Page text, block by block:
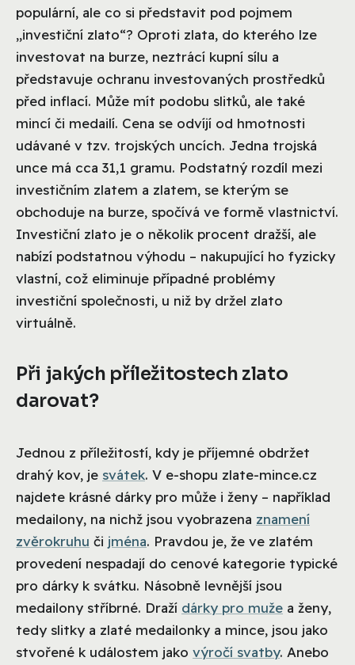
populární, ale co si představit pod pojmem
„investiční zlato“? Oproti zlata, do kterého lze
investovat na burze, neztrácí kupní sílu a
představuje ochranu investovaných prostředků
před inflací. Může mít podobu slitků, ale také
mincí či medailí. Cena se odvíjí od hmotnosti
udávané v tzv. trojských uncích. Jedna trojská
unce má cca 31,1 gramu. Podstatný rozdíl mezi
investičním zlatem a zlatem, se kterým se
obchoduje na burze, spočívá ve formě vlastnictví.
Investiční zlato je o několik procent dražší, ale
nabízí podstatnou výhodu – nakupující ho fyzicky
vlastní, což eliminuje případné problémy
investiční společnosti, u niž by držel zlato
virtuálně.
Při jakých příležitostech zlato
darovat?
Jednou z příležitostí, kdy je příjemné obdržet
drahý kov, je svátek. V e-shopu zlate-mince.cz
najdete krásné dárky pro může i ženy – například
medailony, na nichž jsou vyobrazena znamení
zvěrokruhu či jména. Pravdou je, že ve zlatém
provedení nespadají do cenové kategorie typické
pro dárky k svátku. Násobně levnější jsou
medailony stříbrné. Draží dárky pro muže a ženy,
tedy slitky a zlaté medailonky a mince, jsou jako
stvořené k událostem jako výročí svatby. Anebo